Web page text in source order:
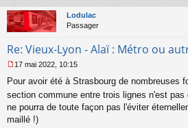
u
Lodulac
Passager
Re: Vieux-Lyon - Alaï : Métro ou
e
s
a
g
17 mai 2022, 10:15
Pour avoir été à Strasbourg de nombreuses
section commune entre trois lignes n'est
ne pourra de toute façon pas l'éviter
maillé !)